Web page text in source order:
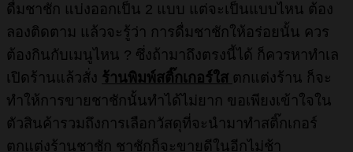
ดื่มชาชัก แบ่งออกเป็น 2 แบบ แต่จะเป็นแบบไหน ต้อง
ลองติดตาม แล้วจะรู้ว่า การดื่มชาชักให้อร่อยนั้น ควร
ต้องกินกับเมนูไหน ? ซึ่งถ้ามาถึงตรงนี้ได้ ก็ควรหาทำเล
เปิดร้านแล้วสั่ง ร้านพิมพ์สติ๊กเกอร์ใส ตกแต่งร้าน ก็จะ
ทำให้การขายชาชักนั้นทำได้ไม่ยาก ขอเพียงเข้าใจใน
ตัวสินค้ารวมถึงการเลือกวัสดุที่จะนำมาทำสติ๊กเกอร์
ตกแต่งร้านชาชัก ชาชักก็จะขายดีในอีกไม่ช้า